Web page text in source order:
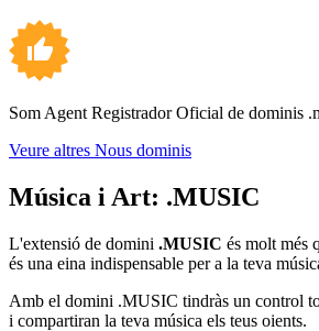
Som Agent Registrador Oficial de dominis
Veure altres Nous dominis
Música i Art: .MUSIC
L'extensió de domini .MUSIC és molt més
és una eina indispensable per a la teva
Amb el domini .MUSIC tindràs un control
i compartiran la teva música els teus oients.